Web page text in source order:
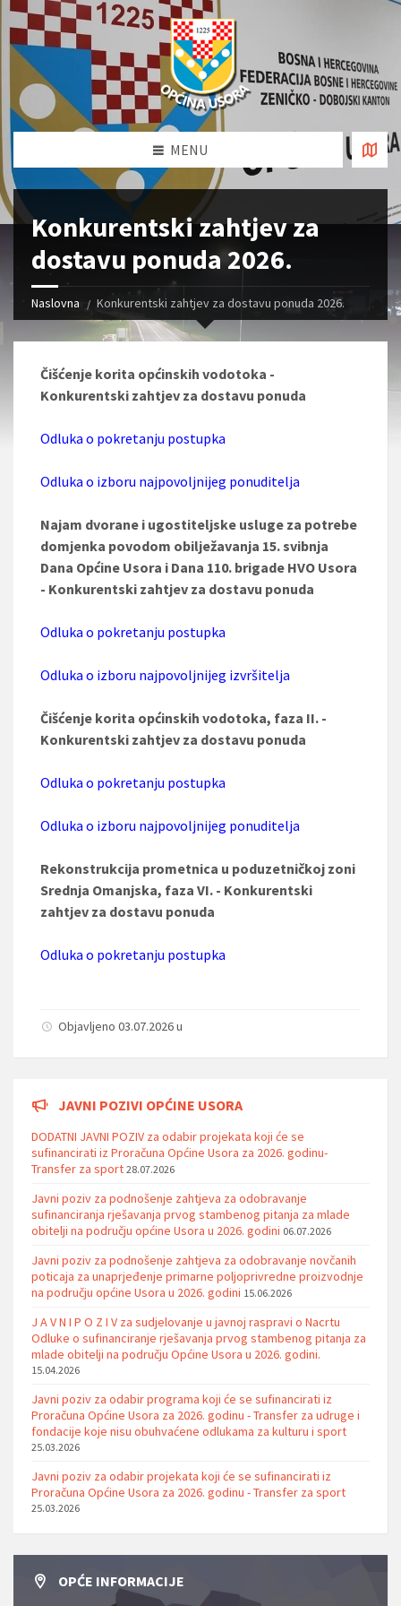
MENU
Konkurentski zahtjev za
dostavu ponuda 2026.
Naslovna Konkurentski zahtjev za dostavu ponuda 2026.
Čišćenje korita općinskih vodotoka -
Konkurentski zahtjev za dostavu ponuda
Odluka o pokretanju postupka
Odluka o izboru najpovoljnijeg ponuditelja
Najam dvorane i ugostiteljske usluge za potrebe
domjenka povodom obilježavanja 15. svibnja
Dana Općine Usora i Dana 110. brigade HVO Usora
- Konkurentski zahtjev za dostavu ponuda
Odluka o pokretanju postupka
Odluka o izboru najpovoljnijeg izvršitelja
Čišćenje korita općinskih vodotoka, faza II. -
Konkurentski zahtjev za dostavu ponuda
Odluka o pokretanju postupka
Odluka o izboru najpovoljnijeg ponuditelja
Rekonstrukcija prometnica u poduzetničkoj zoni
Srednja Omanjska, faza VI. - Konkurentski
zahtjev za dostavu ponuda
Odluka o pokretanju postupka
Objavljeno 03.07.2026 u
JAVNI POZIVI OPĆINE USORA
DODATNI JAVNI POZIV za odabir projekata koji će se
sufinancirati iz Proračuna Općine Usora za 2026. godinu-
Transfer za sport 28.07.2026
Javni poziv za podnošenje zahtjeva za odobravanje
sufinanciranja rješavanja prvog stambenog pitanja za mlade
obitelji na području općine Usora u 2026. godini 06.07.2026
Javni poziv za podnošenje zahtjeva za odobravanje novčanih
poticaja za unaprjeđenje primarne poljoprivredne proizvodnje
na području općine Usora u 2026. godini 15.06.2026
J A V N I P O Z I V za sudjelovanje u javnoj raspravi o Nacrtu
Odluke o sufinanciranje rješavanja prvog stambenog pitanja za
mlade obitelji na području Općine Usora u 2026. godini.
15.04.2026
Javni poziv za odabir programa koji će se sufinancirati iz
Proračuna Općine Usora za 2026. godinu - Transfer za udruge i
fondacije koje nisu obuhvaćene odlukama za kulturu i sport
25.03.2026
Javni poziv za odabir projekata koji će se sufinancirati iz
Proračuna Općine Usora za 2026. godinu - Transfer za sport
25.03.2026
OPĆE INFORMACIJE